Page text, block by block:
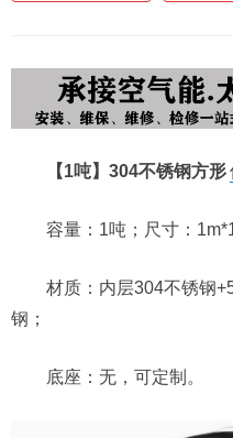
【1吨】304不锈钢方形
容量：1吨；尺寸：
材质：内层304不锈钢
钢；
底座：无，可定制。